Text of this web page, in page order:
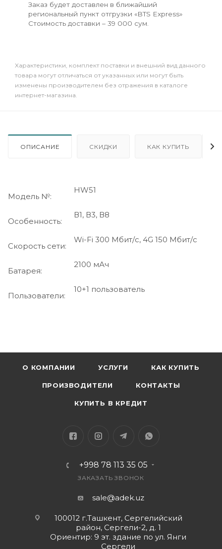
Заказ будет доставлен в ближайший
региональный пункт отгрузки «BTS Express»
Стоимость доставки – 39 000 сум.
Xарактеристики, комплект поставки и внешний вид данного
товара могут отличаться от указанных или могут быть
изменены производителем без отражения в каталоге
интернет-магазина.
ОПИСАНИЕ СКИДКИ КАК КУПИТЬ
Модель №:
HW51
Особенность:
В1, В3, В8
Скорость сети:
Wi-Fi 300 Мбит/с, 4G 150 Мбит/с
Батарея:
2100 мАч
Пользователи:
10+1 пользователь
О КОМПАНИИ УСЛУГИ КАК КУПИТЬ
ПРОИЗВОДИТЕЛИ КОНТАКТЫ
КУПИТЬ В КРЕДИТ
+998 78 113 35 05
ЗАКАЗАТЬ ЗВОНОК
sale@adek.uz
100012 г.Ташкент, Сергелийский
район, Сергели-2, д. 1
Ориентир: 9 эт. здание по ул. Янги
Сергели